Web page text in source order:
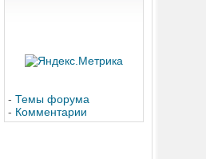
- Темы форума
- Комментарии